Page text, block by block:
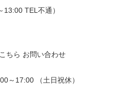
TEL不通）
お問い合わせ
～17:00 （土日祝休）